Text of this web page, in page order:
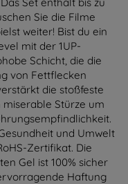
Sie die Filme
weiter! Bist du ein
mit der 1UP-
Schicht, die die
von Fettflecken
die stoßfeste
Stürze um
und Umwelt
Zertifikat. Die
Gel ist 100% sicher
Haftung